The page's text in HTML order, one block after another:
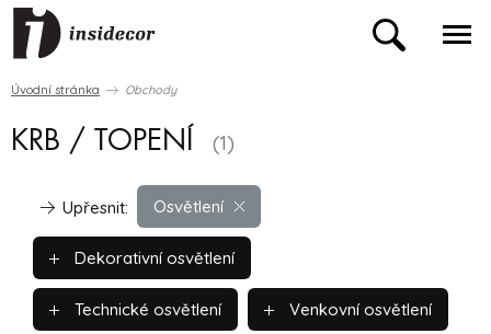
Úvodní stránka Obchody
KRB / TOPENÍ (1)
Osvětlení
Upřesnit:
Dekorativní osvětlení
Technické osvětlení Venkovní osvětlení